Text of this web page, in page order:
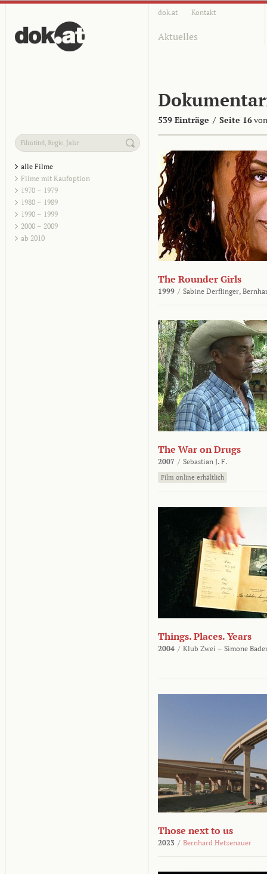
dok.at Kontakt
Aktuelles
539 Einträge / Seite 16
alle Filme
Filme mit Kaufoption
1970 – 1979
1980 – 1989
1990 – 1999
2000 – 2009
ab 2010
The Rounder Girls
1999 / Sabine Derflinger,
The War on Drugs
2007 / Sebastian J. F.
Film online erhältlich
Things. Places. Years
2004 / Klub Zwei – Simone
Those next to us
2023 / Bernhard Hetzenauer